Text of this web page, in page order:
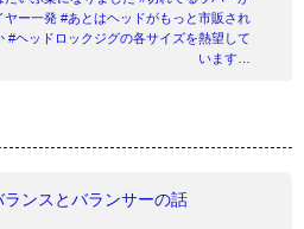
ー一発 #あとはヘッドがもっと市販され
#ヘッドロックジグの各サイズを熱望して
います…
ンスとバランサーの話